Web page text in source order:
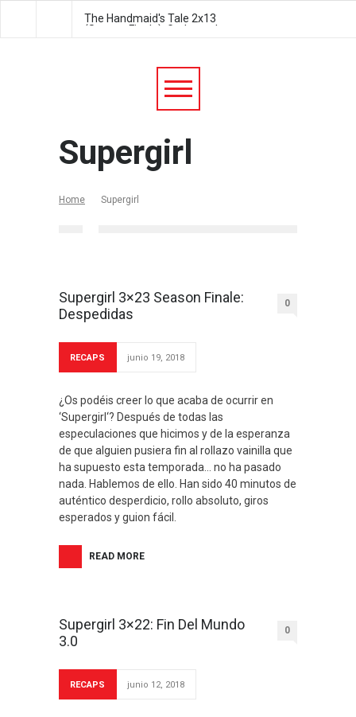
The Handmaid's Tale 2x13
(Season Finale): Godspeed
Supergirl
Home Supergirl
Supergirl 3×23 Season Finale:
Despedidas
0
RECAPS junio 19, 2018
¿Os podéis creer lo que acaba de ocurrir en
‘Supergirl‘? Después de todas las
especulaciones que hicimos y de la esperanza
de que alguien pusiera fin al rollazo vainilla que
ha supuesto esta temporada… no ha pasado
nada. Hablemos de ello. Han sido 40 minutos de
auténtico desperdicio, rollo absoluto, giros
esperados y guion fácil.
READ MORE
Supergirl 3×22: Fin Del Mundo
3.0
0
RECAPS junio 12, 2018